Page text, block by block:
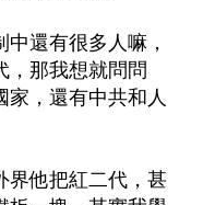
還有很多人嘛，
，那我想就問問
，還有中共和人
界他把紅二代，甚